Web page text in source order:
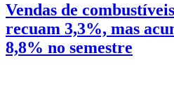
Vendas de
recuam 3,3%, mas
8,8% no semestre